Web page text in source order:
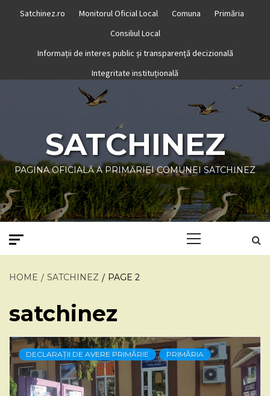
Satchinez.ro Monitorul Oficial Local Comuna
Primăria
Consiliul Local
Informații de interes public și transparență decizională
Integritate instituțională
SATCHINEZ
PAGINA OFICIALĂ A PRIMĂRIEI COMUNEI SATCHINEZ
HOME SATCHINEZ PAGE 2
satchinez
DECLARAȚII DE AVERE PRIMĂRIE PRIMĂRIA